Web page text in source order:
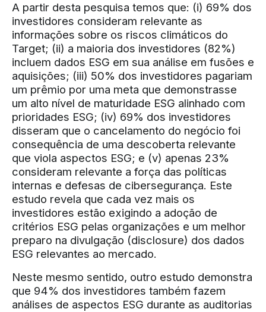
A partir desta pesquisa temos que: (i) 69% dos
investidores consideram relevante as
informações sobre os riscos climáticos do
Target; (ii) a maioria dos investidores (82%)
incluem dados ESG em sua análise em fusões e
aquisições; (iii) 50% dos investidores pagariam
um prêmio por uma meta que demonstrasse
um alto nível de maturidade ESG alinhado com
prioridades ESG; (iv) 69% dos investidores
disseram que o cancelamento do negócio foi
consequência de uma descoberta relevante
que viola aspectos ESG; e (v) apenas 23%
consideram relevante a força das políticas
internas e defesas de cibersegurança. Este
estudo revela que cada vez mais os
investidores estão exigindo a adoção de
critérios ESG pelas organizações e um melhor
preparo na divulgação (disclosure) dos dados
ESG relevantes ao mercado.
Neste mesmo sentido, outro estudo demonstra
que 94% dos investidores também fazem
análises de aspectos ESG durante as auditorias